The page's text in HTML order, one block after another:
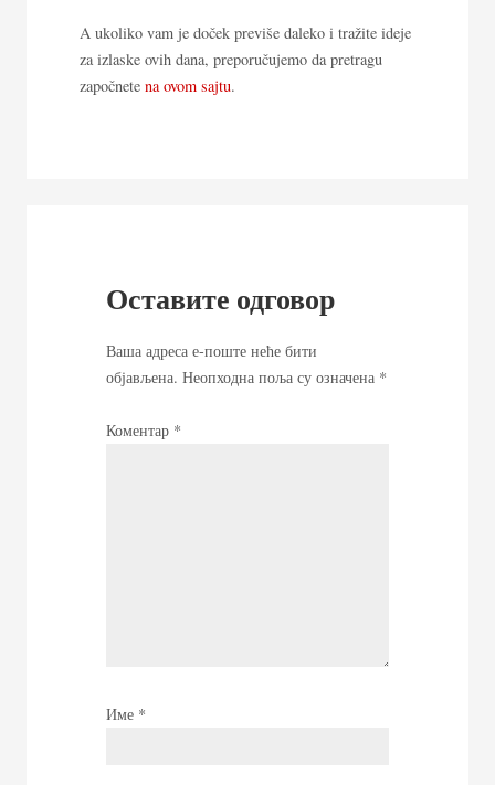
A ukoliko vam je doček previše daleko i tražite ideje
za izlaske ovih dana, preporučujemo da pretragu
započnete na ovom sajtu.
Оставите одговор
Ваша адреса е-поште неће бити
објављена. Неопходна поља су означена *
Коментар *
Име *